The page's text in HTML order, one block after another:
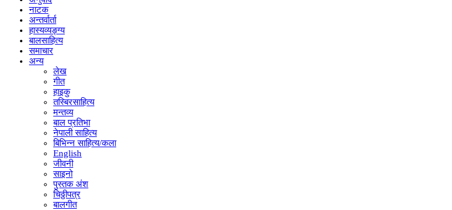
नाटक
अन्तर्वार्ता
हास्यव्यङ्ग्य
बालसाहित्य
समाचार
अन्य
लेख
गीत
हाइकु
तस्बिरसाहित्य
मन्तव्य
बाल प्रतिभा
नेपाली साहित्य
बिभिन्न साहित्य/कला
English
जीवनी
साइनो
पुस्तक अंश
चिठ्ठीपत्र
बालगीत